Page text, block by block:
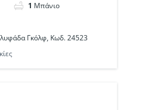
1 Μπάνιο
Γκόλφ, Κωδ. 24523